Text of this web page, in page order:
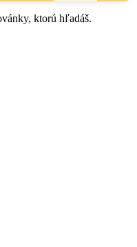
ktorú hľadáš.